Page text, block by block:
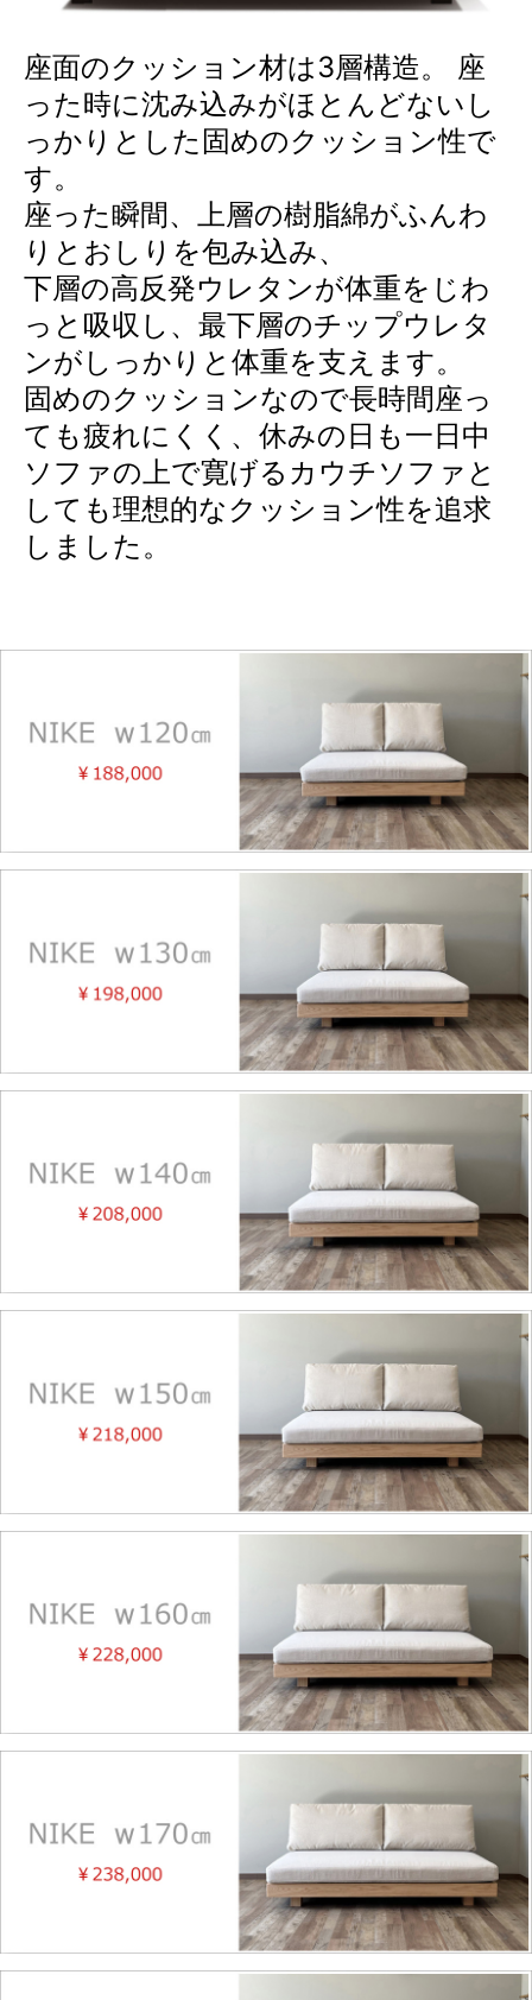
座面のクッション材は3層構造。 座
った時に沈み込みがほとんどないし
っかりとした固めのクッション性で
す。
座った瞬間、上層の樹脂綿がふんわ
りとおしりを包み込み、
下層の高反発ウレタンが体重をじわ
っと吸収し、最下層のチップウレタ
ンがしっかりと体重を支えます。
固めのクッションなので長時間座っ
ても疲れにくく、休みの日も一日中
ソファの上で寛げるカウチソファと
しても理想的なクッション性を追求
しました。